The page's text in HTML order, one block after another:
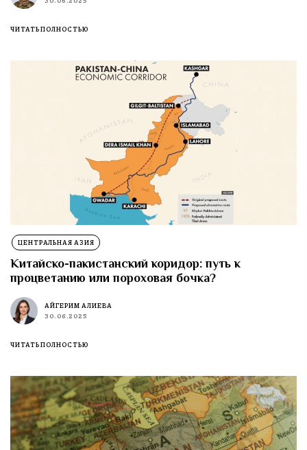
ЧИТАТЬ ПОЛНОСТЬЮ
ЦЕНТРАЛЬНАЯ АЗИЯ
Китайско-пакистанский коридор: путь к
процветанию или пороховая бочка?
АЙГЕРИМ АЛИЕВА
30.06.2025
ЧИТАТЬ ПОЛНОСТЬЮ